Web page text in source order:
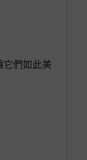
它們如此美